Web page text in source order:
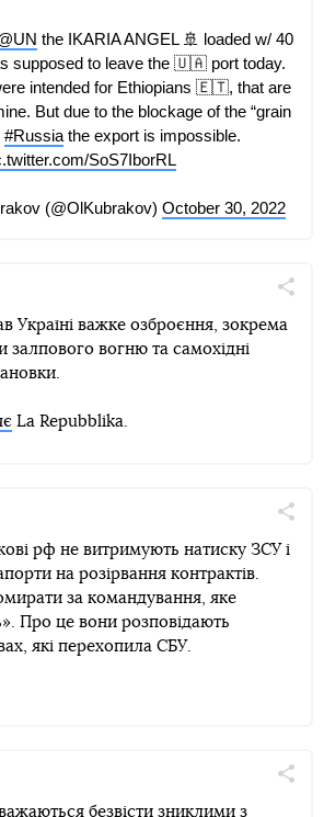
the IKARIA ANGEL 🚢 loaded w/ 40
supposed to leave the 🇺🇦 port today.
intended for Ethiopians 🇪🇹, that are
But due to the blockage of the “grain
#Russiathe export is impossible.
SoS7IborRL
(@OlKubrakov) October 30, 2022
TelegramFacebookTwitter
Україні важке озброєння, зокрема
залпового вогню та самохідні
La Repubblika.
TelegramFacebookTwitter
рф не витримують натиску ЗСУ і
на розірвання контрактів.
за командування, яке
Про це вони розповідають
які перехопила СБУ.
безвісти зниклими з